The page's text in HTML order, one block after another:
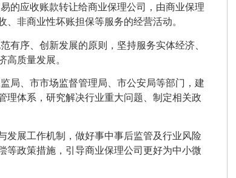
的应收账款转让给商业保理公司，由商业保理
非商业性坏账担保等服务的经营活动。
有序、创新发展的原则，坚持服务实体经济、
质量发展。
局、市市场监督管理局、市公安局等部门，建
理体系，研究解决行业重大问题、制定相关政
发展工作机制，做好事中事后监管及行业风险
等政策措施，引导商业保理公司更好为中小微